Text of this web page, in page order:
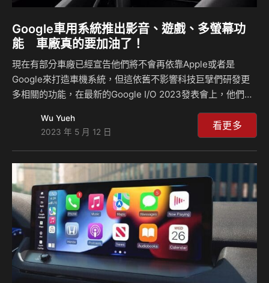
Google車用系統推出影音、遊戲、多螢幕功
能 車廠真的要加油了！
現在有部分車廠已經宣告他們將不會再依靠Apple或者是
Google來打造車機系統，但這依舊不影響科技巨擘們研發更
多相關的功能，在最新的Google I/O 2023發表會上，他們宣
更新，這將會讓車機系統使用起來更為方便，而另一方面這些
發下豪語要自行研發車機的車廠們可就要好好思考如何創造更
好的軟體了。 根據調查顯示，美國人光是每年花費在開車的
時間上就將近700億小時，而Google希望這些時間可以被好好
地利用，現在最新的發表會針對了Android Auto增添了
Zoom、Microsoft Teams以及Cisc…
Wu Yueh
2023 年 5 月 12 日
看更多